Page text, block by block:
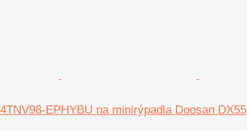
EPHYBU na minirýpadla Doosan DX55